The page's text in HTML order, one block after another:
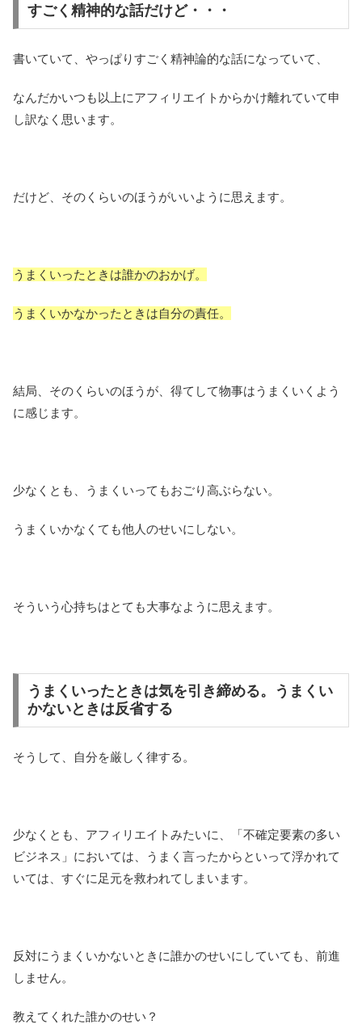
すごく精神的な話だけど・・・
書いていて、やっぱりすごく精神論的な話になっていて、
なんだかいつも以上にアフィリエイトからかけ離れていて申
し訳なく思います。
だけど、そのくらいのほうがいいように思えます。
うまくいったときは誰かのおかげ。
うまくいかなかったときは自分の責任。
結局、そのくらいのほうが、得てして物事はうまくいくよう
に感じます。
少なくとも、うまくいってもおごり高ぶらない。
うまくいかなくても他人のせいにしない。
そういう心持ちはとても大事なように思えます。
うまくいったときは気を引き締める。うまくい
かないときは反省する
そうして、自分を厳しく律する。
少なくとも、アフィリエイトみたいに、「不確定要素の多い
ビジネス」においては、うまく言ったからといって浮かれて
いては、すぐに足元を救われてしまいます。
反対にうまくいかないときに誰かのせいにしていても、前進
しません。
教えてくれた誰かのせい？